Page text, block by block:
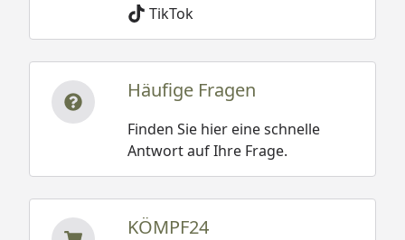
TikTok
Häufige Fragen
Finden Sie hier eine schnelle
Antwort auf Ihre Frage.
KÖMPF24